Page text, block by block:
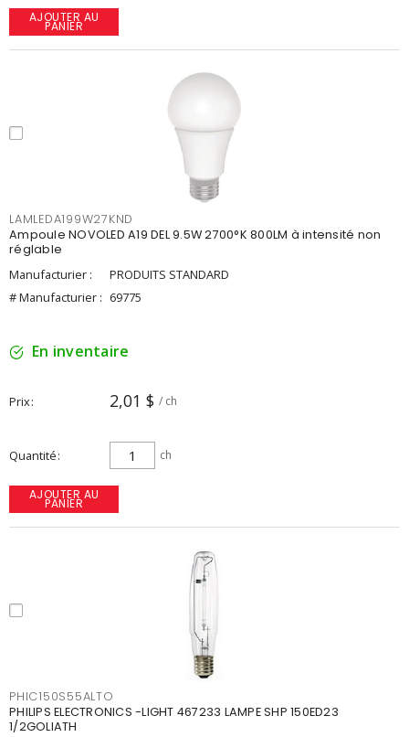
AJOUTER AU
PANIER
LAMLEDA199W27KND
Ampoule NOVOLED A19 DEL 9.5W 2700°K 800LM à intensité non
réglable
Manufacturier :
PRODUITS STANDARD
# Manufacturier : 69775
En inventaire
Prix 2,01 $ / ch
Quantité ch
AJOUTER AU
PANIER
PHIC150S55ALTO
PHILIPS ELECTRONICS -LIGHT 467233 LAMPE SHP 150ED23
1/2GOLIATH